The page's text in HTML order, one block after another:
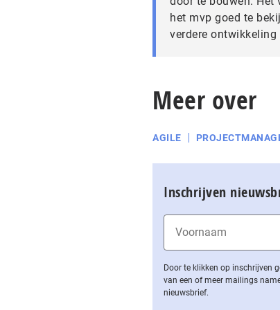
het mvp goed te
verdere ontwikkeling
Meer over
AGILE
Inschrijven
Door te klikken op inschrijven
van een of meer mailings
nieuwsbrief.